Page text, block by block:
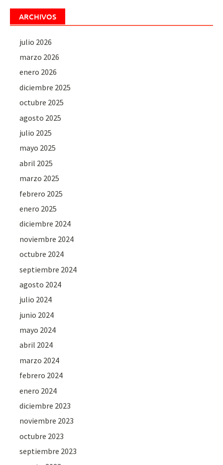
ARCHIVOS
julio 2026
marzo 2026
enero 2026
diciembre 2025
octubre 2025
agosto 2025
julio 2025
mayo 2025
abril 2025
marzo 2025
febrero 2025
enero 2025
diciembre 2024
noviembre 2024
octubre 2024
septiembre 2024
agosto 2024
julio 2024
junio 2024
mayo 2024
abril 2024
marzo 2024
febrero 2024
enero 2024
diciembre 2023
noviembre 2023
octubre 2023
septiembre 2023